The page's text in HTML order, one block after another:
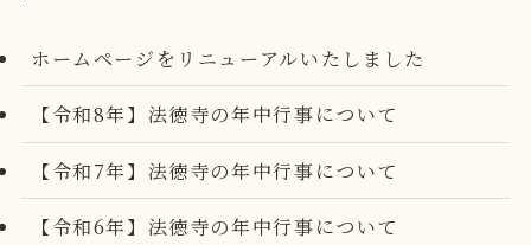
ホームページをリニューアルいたしました
【令和8年】法徳寺の年中行事について
【令和7年】法徳寺の年中行事について
【令和6年】法徳寺の年中行事について